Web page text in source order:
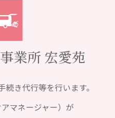
業所 宏愛苑
き代行等を行います。
マネージャー）が